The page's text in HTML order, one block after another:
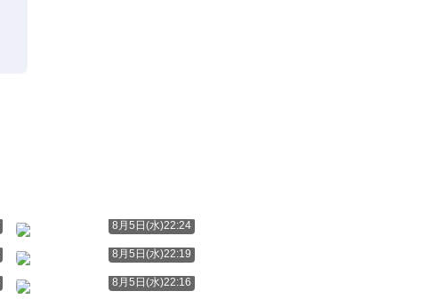
8月5日(水)22:24
8月5日(水)22:19
8月5日(水)22:16